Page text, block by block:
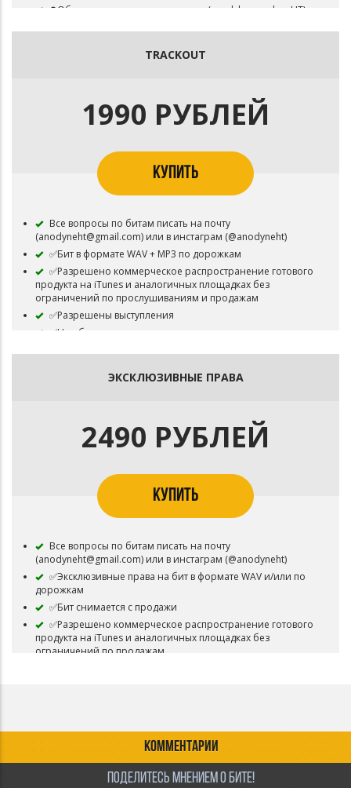
⛔Обязательно указать авторство (prod. by anodyneHT) в
TRACKOUT
1990 РУБЛЕЙ
КУПИТЬ
Все вопросы по битам писать на почту
(anodyneht@gmail.com) или в инстаграм (@anodyneht)
✅Бит в формате WAV + MP3 по дорожкам
✅Разрешено коммерческое распространение готового
продукта на iTunes и аналогичных площадках без
ограничений по прослушиваниям и продажам
✅Разрешены выступления
✅Не обязательно, но желательно указать авторство
ЭКСКЛЮЗИВНЫЕ ПРАВА
2490 РУБЛЕЙ
КУПИТЬ
Все вопросы по битам писать на почту
(anodyneht@gmail.com) или в инстаграм (@anodyneht)
✅Эксклюзивные права на бит в формате WAV и/или по
дорожкам
✅Бит снимается с продажи
✅Разрешено коммерческое распространение готового
продукта на iTunes и аналогичных площадках без
ограничений по продажам
КОММЕНТАРИИ
ПОДЕЛИТЕСЬ МНЕНИЕМ О БИТЕ!